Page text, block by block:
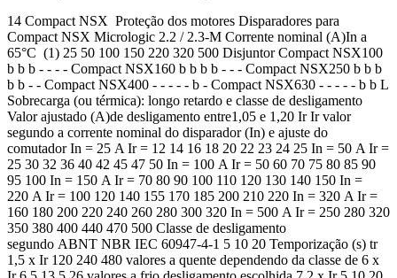
14 Compact NSX Proteção dos motores Disparadores para
Compact NSX Micrologic 2.2 / 2.3-M Corrente nominal (A)In a
65°C (1) 25 50 100 150 220 320 500 Disjuntor Compact NSX100
b b b - - - - Compact NSX160 b b b b - - - Compact NSX250 b b b
b b - - Compact NSX400 - - - - - b - Compact NSX630 - - - - - b b L
Sobrecarga (ou térmica): longo retardo e classe de desligamento
Valor ajustado (A)de desligamento entre1,05 e 1,20 Ir Ir valor
segundo a corrente nominal do disparador (In) e ajuste do
comutador In = 25 A Ir = 12 14 16 18 20 22 23 24 25 In = 50 A Ir =
25 30 32 36 40 42 45 47 50 In = 100 A Ir = 50 60 70 75 80 85 90
95 100 In = 150 A Ir = 70 80 90 100 110 120 130 140 150 In =
220 A Ir = 100 120 140 155 170 185 200 210 220 In = 320 A Ir =
160 180 200 220 240 260 280 300 320 In = 500 A Ir = 250 280 320
350 380 400 440 470 500 Classe de desligamento
segundo ABNT NBR IEC 60947-4-1 5 10 20 Temporização (s) tr
1,5 x Ir 120 240 480 valores a quente dependendo da classe de 6 x